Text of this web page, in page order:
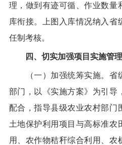
理，做到有迹可循、作业数量
库衔接。
上图入库情况纳入
任制考核。
四、 切实加强项目 实施管理
（一）加强统筹实施。 省
部门，以《实施方案》为引导
配合 ，指导县级农业农村部
土地保护利用项目与高标准农
用、 农作物秸秆综合利用、农